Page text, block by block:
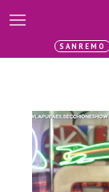
SANREMO